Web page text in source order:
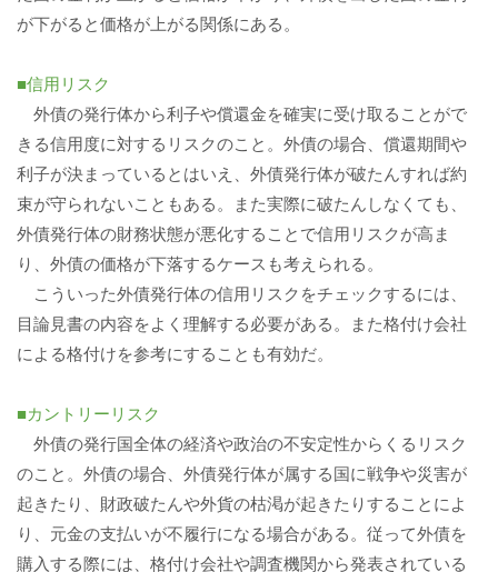
が下がると価格が上がる関係にある。
■信用リスク
外債の発行体から利子や償還金を確実に受け取ることがで
きる信用度に対するリスクのこと。外債の場合、償還期間や
利子が決まっているとはいえ、外債発行体が破たんすれば約
束が守られないこともある。また実際に破たんしなくても、
外債発行体の財務状態が悪化することで信用リスクが高ま
り、外債の価格が下落するケースも考えられる。
こういった外債発行体の信用リスクをチェックするには、
目論見書の内容をよく理解する必要がある。また格付け会社
による格付けを参考にすることも有効だ。
■カントリーリスク
外債の発行国全体の経済や政治の不安定性からくるリスク
のこと。外債の場合、外債発行体が属する国に戦争や災害が
起きたり、財政破たんや外貨の枯渇が起きたりすることによ
り、元金の支払いが不履行になる場合がある。従って外債を
購入する際には、格付け会社や調査機関から発表されている